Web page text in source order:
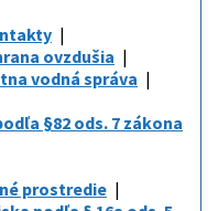
ovzdušia
vodná správa
§82 ods. 7 zákona
prostredie